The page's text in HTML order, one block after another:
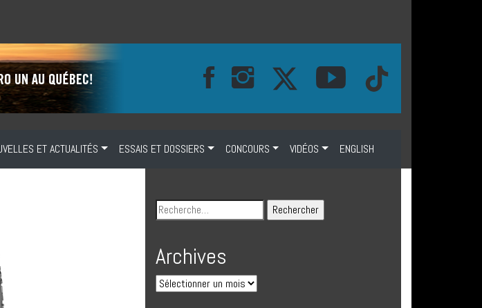
ET ACTUALITÉS ESSAIS ET DOSSIERS CONCOURS VIDÉOS ENGLISH
Archives